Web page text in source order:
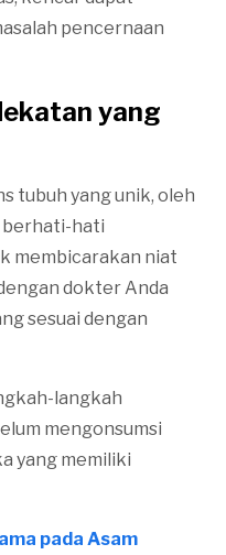
pencernaan
yang
tubuh yang unik, oleh
berhati-hati
membicarakan niat
dokter Anda
sesuai dengan
langkah
mengonsumsi
yang memiliki
pada Asam